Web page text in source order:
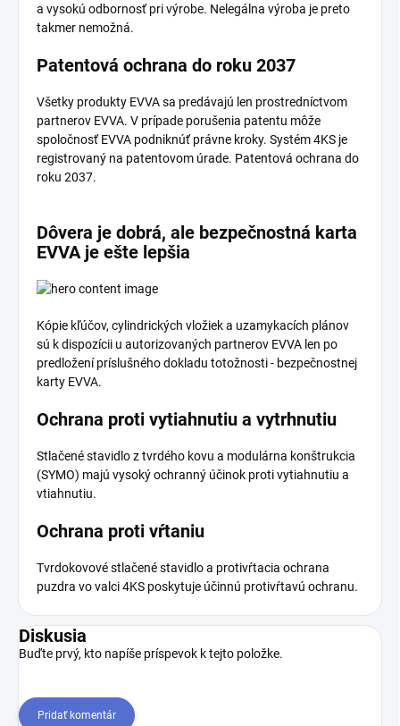
a vysokú odbornosť pri výrobe. Nelegálna výroba je preto
takmer nemožná.
Patentová ochrana do roku 2037
Všetky produkty EVVA sa predávajú len prostredníctvom
partnerov EVVA. V prípade porušenia patentu môže
spoločnosť EVVA podniknúť právne kroky. Systém 4KS je
registrovaný na patentovom úrade. Patentová ochrana do
roku 2037.
Dôvera je dobrá, ale bezpečnostná karta
EVVA je ešte lepšia
Kópie kľúčov, cylindrických vložiek a uzamykacích plánov
sú k dispozícii u autorizovaných partnerov EVVA len po
predložení príslušného dokladu totožnosti - bezpečnostnej
karty EVVA.
Ochrana proti vytiahnutiu a vytrhnutiu
Stlačené stavidlo z tvrdého kovu a modulárna konštrukcia
(SYMO) majú vysoký ochranný účinok proti vytiahnutiu a
vtiahnutiu.
Ochrana proti vŕtaniu
Tvrdokovové stlačené stavidlo a protivŕtacia ochrana
puzdra vo valci 4KS poskytuje účinnú protivŕtavú ochranu.
Diskusia
Buďte prvý, kto napíše príspevok k tejto položke.
Pridať komentár